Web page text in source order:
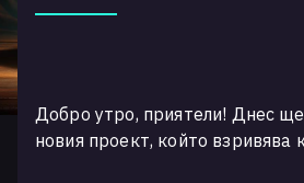
Добро утро, приятели! Днес
новия проект, който взривява